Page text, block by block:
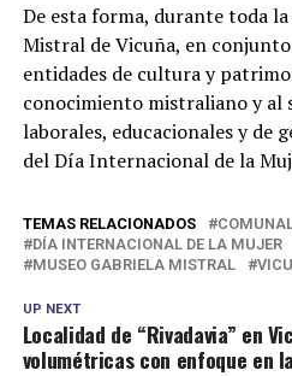
De esta forma, durante toda la
Mistral de Vicuña, en
entidades de cultura y
conocimiento mistraliano y al
laborales, educacionales y de
del Día Internacional de la
TEMAS RELACIONADOS
DÍA INTERNACIONAL DE LA MUJER
MUSEO GABRIELA MISTRAL
UP NEXT
Localidad de “Rivadavia” en
volumétricas con enfoque en